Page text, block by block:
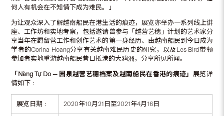
何人有机会在不知情下成为难民。」
为让观众深入了解越南船民在港生活的痕迹，展览亦举办一系列线上讲
座、工作坊和实地考察，包括邀请曾参与「越营艺穗」计划的艺术家分
享当年在羁留营工作和创作艺术的第一身经历、由越南船民到今日成为
学者的Corina Hoang分享有关越南难民历史的研究，以及Les Bird带领
参加者实地重游越南船民昔日抵港的大鸦洲，分享所见所闻。
「Nàng Tự Do — 园泉越营艺穗档案及越南船民在香港的痕迹」 展览详
情如下﹕
展览日期﹕ 2020年10月21日至2021年4月16日